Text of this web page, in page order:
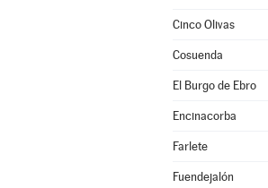
Cinco Olivas
Cosuenda
El Burgo de Ebro
Encinacorba
Farlete
Fuendejalón